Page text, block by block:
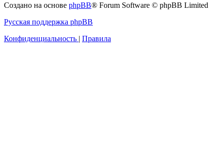
Создано на основе phpBB® Forum Software © phpBB Limited
Русская поддержка phpBB
Конфиденциальность | Правила